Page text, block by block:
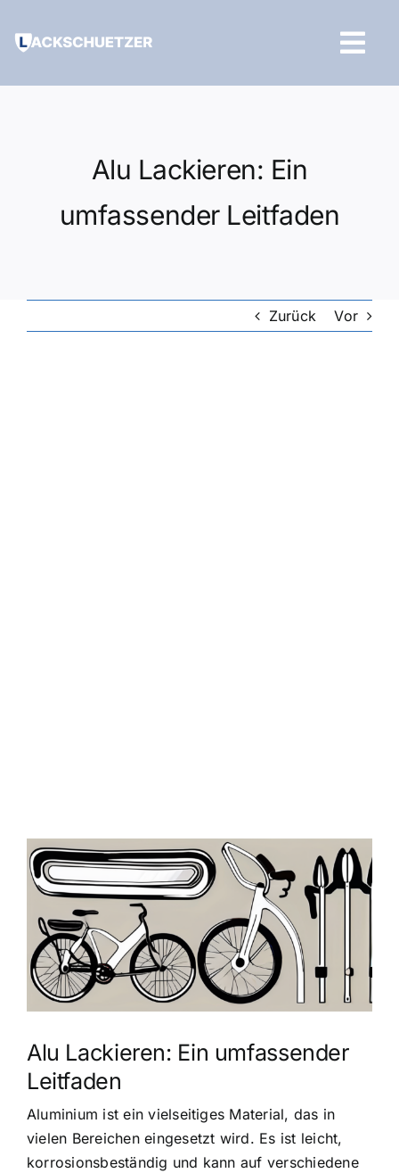
Inhalt
Alu Lackieren: Ein
umfassender Leitfaden
Zurück Vor
Zeige
grösseres
Bild
Alu Lackieren: Ein umfassender
Leitfaden
Aluminium ist ein vielseitiges Material, das in
vielen Bereichen eingesetzt wird. Es ist leicht,
korrosionsbeständig und kann auf verschiedene